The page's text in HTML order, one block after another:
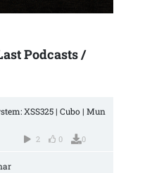
Podcasts /
XSS325 | Cubo | Mun
2 0 0